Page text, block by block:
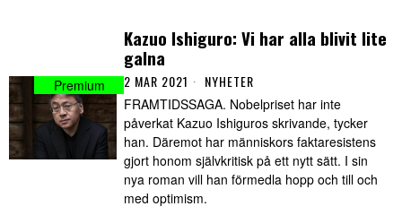
Kazuo Ishiguro: Vi har alla blivit lite
galna
2 MAR 2021 NYHETER
FRAMTIDSSAGA. Nobelpriset har inte
påverkat Kazuo Ishiguros skrivande, tycker
han. Däremot har människors faktaresistens
gjort honom självkritisk på ett nytt sätt. I sin
nya roman vill han förmedla hopp och till och
med optimism.